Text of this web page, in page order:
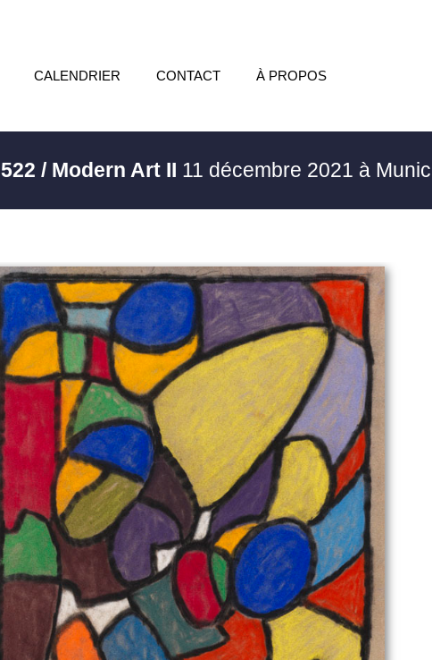
CALENDRIER CONTACT À PROPOS
522 / Modern Art II 11 décembre 2021 à